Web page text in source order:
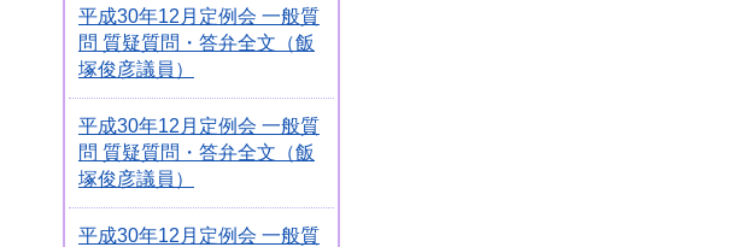
平成30年12月定例会 一般質
問 質疑質問・答弁全文（飯
塚俊彦議員）
平成30年12月定例会 一般質
問 質疑質問・答弁全文（飯
塚俊彦議員）
平成30年12月定例会 一般質